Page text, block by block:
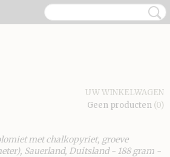
UW WINKELWAGEN
Geen producten (0)
met chalkopyriet, groeve
Sauerland, Duitsland - 188 gram -